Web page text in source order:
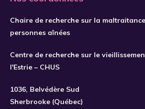
Abujarad
Abukhalil
Acey
Achenbaum
Adam
Chaire de recherche sur la
personnes aînées
Centre de recherche sur le
l'Estrie – CHUS
1036, Belvédère Sud
Sherbrooke (Québec)